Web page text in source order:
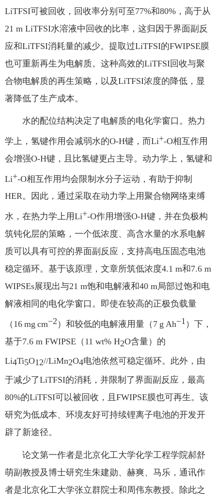
LiTFSI可被回收，回收率分别可至77%和80% ，高于从
21 m LiTFSI水溶液中回收的比率，这归因于界面副反
应和LiTFSI消耗量的减少。提取过LiTFSI的FWIPSE膜
也可重新再生为电解质。这种高效的LiTFSI回收与聚
合物电解质的再生策略，以及LiTFSI浓度的降低，显
著降低了生产成本。
水的配位结构决定了电解质的电化学窗口。热力
学上，氢键作用会减弱水的O-H键，而Li+-O相互作用
会增强O-H键，且比氢键更占主导。动力学上，氢键和
Li+-O相互作用均会限制水分子运动，有助于抑制
HER。因此，通过采取在动力学上用聚合物网络束缚
水，在热力学上用Li+-O作用增强O-H键，并在负极构
筑钝化层的策略，一个低浓度、高含水量的水系电解
质可以具有可控的界面副反应，支持高电压固态电池
稳定循环。基于该原理，文章所筑低浓度4.1 m和7.6 m
WIPSEs展现出与21 m饱和电解液和40 m局部过饱和电
解液相同的电化学窗口。即使在较高的正极负载量
（ 16 mg cm−2 ）和较低的电解液用量（ 7 g Ah−1 ）下，
基于7.6 m FWIPSE （ 11 wt% H2O含量）的
Li4Ti5O12//LiMn2O4电池依然可稳定循环。此外，由
于减少了LiTFSI的消耗，并限制了界面副反应，最高
80%的LiTFSI可以被回收，且 FWIPSE膜也可再生。该
研究为低成本、环境友好可持续锂离子电池的开发开
辟了新途径。
论文第一作者是北京化工大学化学工程学院郝舒
萌副教授及博士研究生朱建勋、赫爽、马乐，通讯作
者是北京化工大学张立群院士和周伟东教授。除此之